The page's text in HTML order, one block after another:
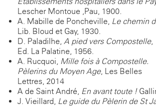
Lescher Montoue ,Pau, 1900.
A. Mabille de Poncheville, Le chemin
Lib. Bloud et Gay, 1930.
D. Paladilhe, A pied vers Compostelle,
Ed. La Palatine, 1956.
A. Rucquoi, Mille fois à Compostelle.
Pèlerins du Moyen Age, Les Belles
Lettres, 2014
A de Saint-André, En avant toute !
J. Vieillard, Le guide du Pèlerin de St